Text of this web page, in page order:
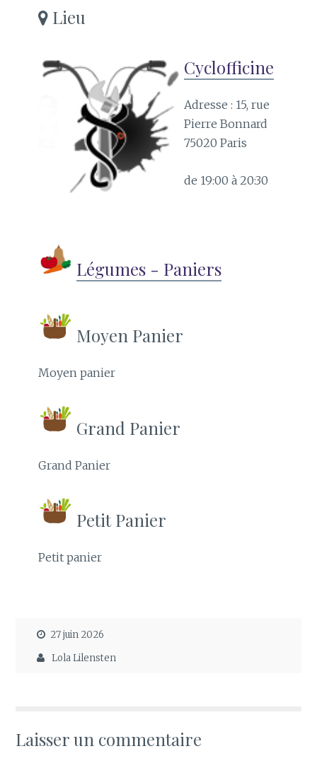
Lieu
Cyclofficine
Adresse : 15, rue
Pierre Bonnard
75020 Paris
de 19:00 à 20:30
Légumes - Paniers
Moyen Panier
Moyen panier
Grand Panier
Grand Panier
Petit Panier
Petit panier
27 juin 2026
Lola Lilensten
Laisser un commentaire